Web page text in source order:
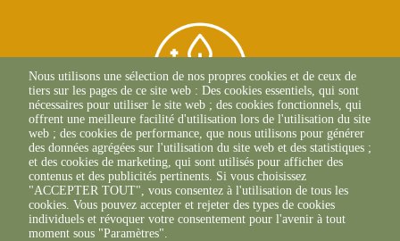
BEAUNE
03 80 25 95 45
ECOLE-VALENTIN
03 81 47 79 20
Nous utilisons une sélection de nos propres cookies et de ceux de
tiers sur les pages de ce site web : Des cookies essentiels, qui sont
nécessaires pour utiliser le site web ; des cookies fonctionnels, qui
offrent une meilleure facilité d'utilisation lors de l'utilisation du site
web ; des cookies de performance, que nous utilisons pour générer
des données agrégées sur l'utilisation du site web et des statistiques ;
et des cookies de marketing, qui sont utilisés pour afficher des
contenus et des publicités pertinents. Si vous choisissez
"ACCEPTER TOUT", vous consentez à l'utilisation de tous les
cookies. Vous pouvez accepter et rejeter des types de cookies
individuels et révoquer votre consentement pour l'avenir à tout
moment sous "Paramètres".